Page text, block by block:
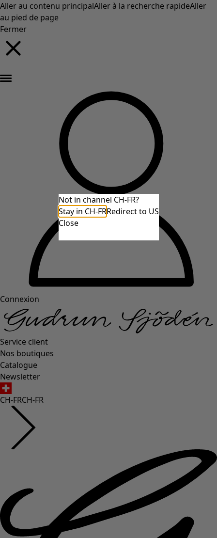
Aller au contenu principalAller à la recherche rapideAller
au pied de page
Fermer
Connexion
Service client
Nos boutiques
Catalogue
Newsletter
CH-FRCH-FR
Not in channel CH-FR?
Stay in CH-FRRedirect to US
Close